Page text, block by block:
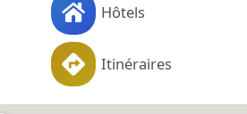
Hôtels
Itinéraires